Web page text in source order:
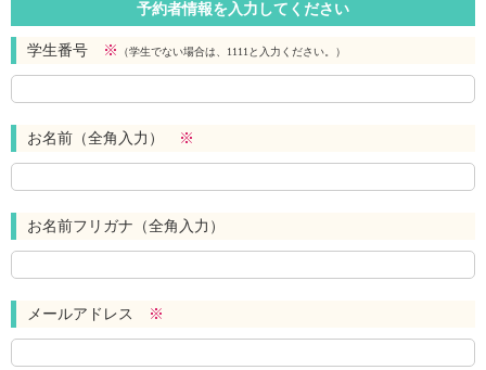
予約者情報を入力してください
学生番号 ※ （学生でない場合は、1111と入力ください。）
お名前（全角入力） ※
お名前フリガナ（全角入力）
メールアドレス ※